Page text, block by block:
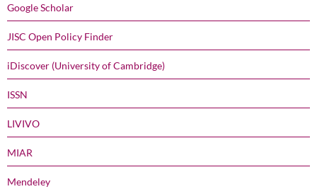
Google Scholar
JISC Open Policy Finder
iDiscover (University of Cambridge)
ISSN
LIVIVO
MIAR
Mendeley